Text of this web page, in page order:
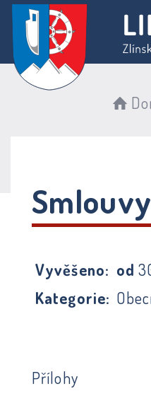
Vyvěšeno: od
Kategorie:
Přílohy